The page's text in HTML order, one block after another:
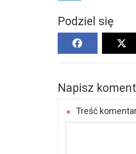
Podziel się
Napisz
Treść